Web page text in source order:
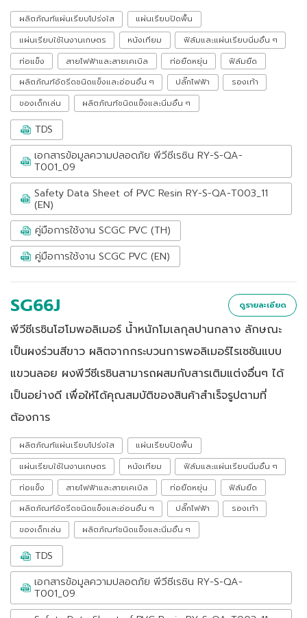
ผลิตภัณฑ์แผ่นเรียบโปร่งใส
แผ่นเรียบปิดพื้น
แผ่นเรียบใช้ในงานเกษตร
หนังเทียม
ฟิล์มและแผ่นเรียบนิ่มอื่น ๆ
ท่อแข็ง
สายไฟฟ้าและสายเคเบิล ท่อยืดหยุ่น
ฟิล์มยืด
ผลิตภัณฑ์อัดรีดชนิดแข็งและอ่อนอื่น ๆ
ปลั๊กไฟฟ้า
รองเท้า
ของเด็กเล่น
ผลิตภัณฑ์ชนิดแข็งและนิ่มอื่น ๆ
TDS
เอกสารข้อมูลความปลอดภัย พีวีซีเรซิน RY-S-QA-
T001_09
Safety Data Sheet of PVC Resin RY-S-QA-T003_11
(EN)
คู่มือการใช้งาน SCGC PVC (TH)
คู่มือการใช้งาน SCGC PVC (EN)
SG66J ดูรายละเอียด
พีวีซีเรซินโฮโมพอลิเมอร์ น้ำหนักโมเลกุลปานกลาง ลักษณะ
เป็นผงร่วนสีขาว ผลิตจากกระบวนการพอลิเมอร์ไรเซชันแบบ
แขวนลอย ผงพีวีซีเรซินสามารถผสมกับสารเติมแต่งอื่นๆ ได้
เป็นอย่างดี เพื่อให้ได้คุณสมบัติของสินค้าสำเร็จรูปตามที่
ต้องการ
ผลิตภัณฑ์แผ่นเรียบโปร่งใส
แผ่นเรียบปิดพื้น
แผ่นเรียบใช้ในงานเกษตร
หนังเทียม
ฟิล์มและแผ่นเรียบนิ่มอื่น ๆ
ท่อแข็ง
สายไฟฟ้าและสายเคเบิล ท่อยืดหยุ่น
ฟิล์มยืด
ผลิตภัณฑ์อัดรีดชนิดแข็งและอ่อนอื่น ๆ
ปลั๊กไฟฟ้า
รองเท้า
ของเด็กเล่น
ผลิตภัณฑ์ชนิดแข็งและนิ่มอื่น ๆ
TDS
เอกสารข้อมูลความปลอดภัย พีวีซีเรซิน RY-S-QA-
T001_09